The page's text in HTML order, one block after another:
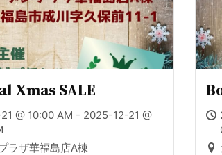
Xmas SALE
@ 10:00 AM - 2025-12-21 @
ラザ華福島店A棟